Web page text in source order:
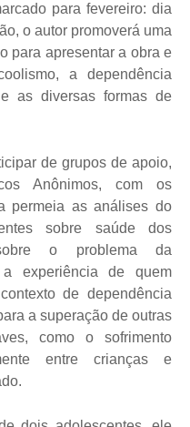
para fevereiro: dia
o autor promoverá uma
para apresentar a obra e
a dependência
as diversas formas de
de grupos de apoio,
Anônimos, com os
permeia as análises do
sobre saúde dos
o problema da
a experiência de quem
de dependência
a superação de outras
como o sofrimento
entre crianças e